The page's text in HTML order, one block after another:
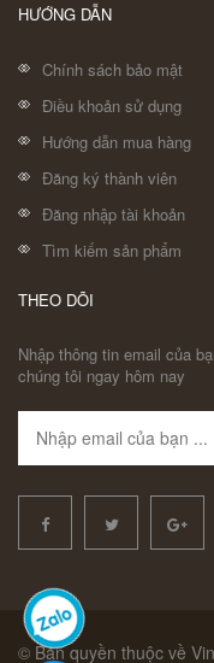
HƯỚNG DẪN
Chính sách bảo mật
Điều khoản sử dụng
Hướng dẫn mua hàng
Đăng ký thành viên
Đăng nhập tài khoản
Tìm kiếm sản phẩm
THEO DÕI
Nhập thông tin email của
chúng tôi ngay hôm nay
© Bản quyền thuộc về